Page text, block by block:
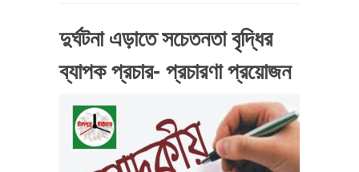
দুর্ঘটনা এড়াতে সচেতনতা বৃদ্ধির
ব্যাপক প্রচার- প্রচারণা প্রয়োজন